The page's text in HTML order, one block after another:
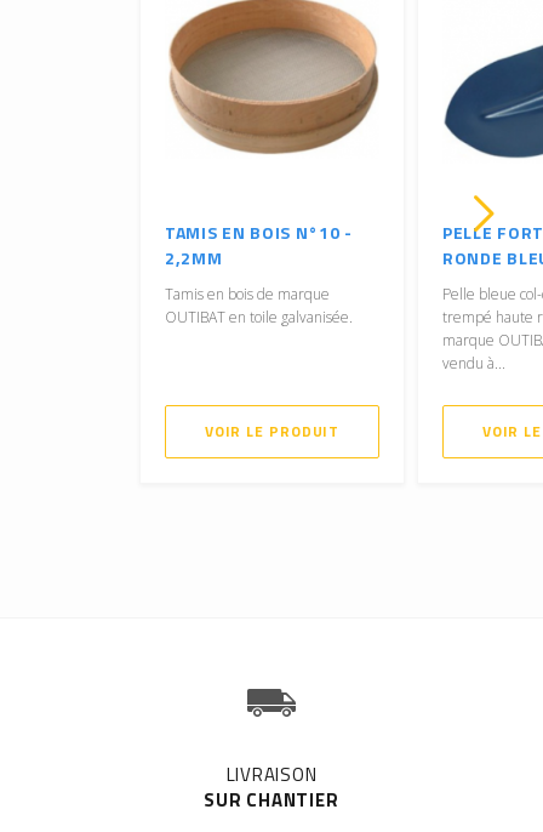
TAMIS EN BOIS N°10 -
2,2MM
Tamis en bois de marque
OUTIBAT en toile galvanisée.
VOIR LE PRODUIT
PELLE
RONDE
Pelle bleue
trempé haute
marque
vendu à...
VOIR
LIVRAISON
SUR CHANTIER